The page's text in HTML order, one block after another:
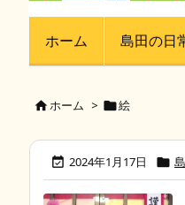
ホーム 島田の日
ホーム > 絵
 2024年1月17日 